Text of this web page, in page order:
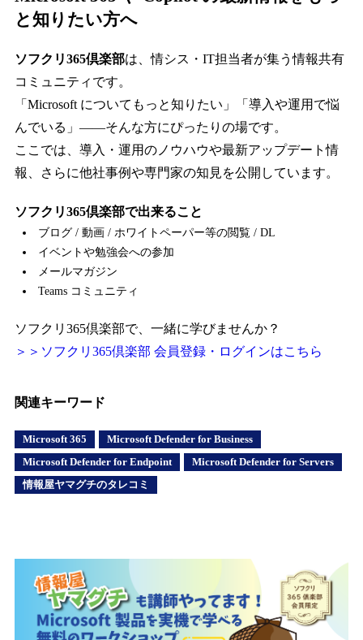
と知りたい方へ
ソフクリ365倶楽部は、情シス・IT担当者が集う情報共有
コミュニティです。
「Microsoft についてもっと知りたい」「導入や運用で悩
んでいる」――そんな方にぴったりの場です。
ここでは、導入・運用のノウハウや最新アップデート情
報、さらに他社事例や専門家の知見を公開しています。
ソフクリ365倶楽部で出来ること
ブログ / 動画 / ホワイトペーパー等の閲覧 / DL
イベントや勉強会への参加
メールマガジン
Teams コミュニティ
ソフクリ365倶楽部で、一緒に学びませんか？
＞＞ソフクリ365倶楽部 会員登録・ログインはこちら
関連キーワード
Microsoft 365
Microsoft Defender for Business
Microsoft Defender for Endpoint
Microsoft Defender for Servers
情報屋ヤマグチのタレコミ